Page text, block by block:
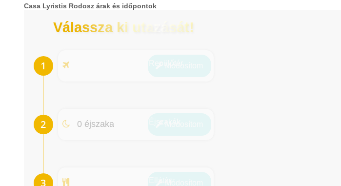
Casa Lyristis Rodosz árak és időpontok
Válassza ki utazását!
0 éjszaka